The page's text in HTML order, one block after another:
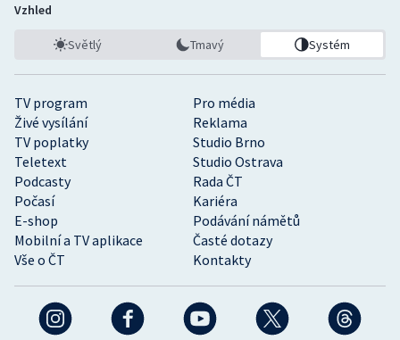
TV program
Pro média
Živé vysílání
Reklama
TV poplatky
Studio Brno
Teletext
Studio Ostrava
Podcasty
Rada ČT
Počasí
Kariéra
E-shop
Podávání námětů
Mobilní a TV aplikace
Časté dotazy
Vše o ČT
Kontakty
Vzhled
Světlý Tmavý Systém